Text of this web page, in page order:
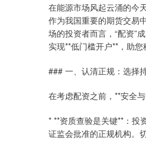
在能源市场风起云涌的今
作为我国重要的期货交易
场的投资者而言，“配资”
实现**低门槛开户**，助您
### 一、认清正规：选择
在考虑配资之前，**安全
* **资质查验是关键**：投
证监会批准的正规机构。